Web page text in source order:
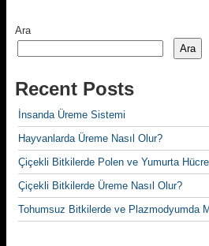
Ara
Ara
Recent Posts
İnsanda Üreme Sistemi
Hayvanlarda Üreme Nasıl Olur?
Çiçekli Bitkilerde Polen ve Yumurta
Çiçekli Bitkilerde Üreme Nasıl Olur?
Tohumsuz Bitkilerde ve Plazmodyumda